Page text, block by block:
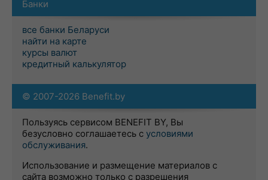
Банки
все банки Беларуси
найти на карте
курсы валют
кредитный калькулятор
© 2007-2026 Benefit.by
Пользуясь сервисом BENEFIT BY, Вы
безусловно соглашаетесь с условиями
обслуживания.
Использование и размещение материалов с
сайта возможно только с разрешения